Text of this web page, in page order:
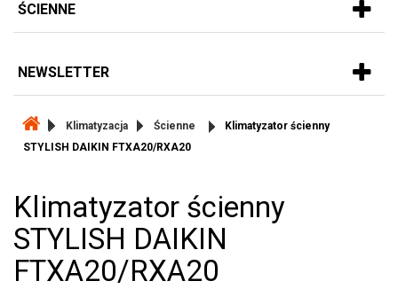
ŚCIENNE
NEWSLETTER
Klimatyzacja Ścienne
Klimatyzator ścienny
STYLISH DAIKIN FTXA20/RXA20
Klimatyzator ścienny
STYLISH DAIKIN
FTXA20/RXA20